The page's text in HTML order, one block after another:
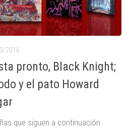
2016
pronto, Black Knight;
y el pato Howard
que siguen a continuación